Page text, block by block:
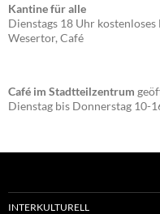
Kantine für alle
Dienstags 18 Uhr
Wesertor, Café
Café im Stadtteilzentrum
Dienstag bis Donnerstag 10-
INTERKULTURELL